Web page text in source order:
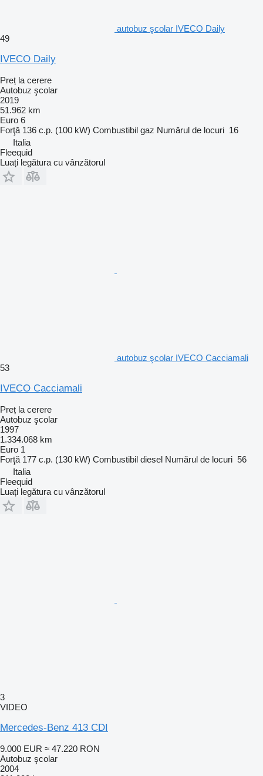
autobuz şcolar IVECO Daily
49
IVECO Daily
Preț la cerere
Autobuz şcolar
2019
51.962 km
Euro 6
Forţă 136 c.p. (100 kW) Combustibil gaz Numărul de locuri 16
Italia
Fleequid
Luați legătura cu vânzătorul
autobuz şcolar IVECO Cacciamali
53
IVECO Cacciamali
Preț la cerere
Autobuz şcolar
1997
1.334.068 km
Euro 1
Forţă 177 c.p. (130 kW) Combustibil diesel Numărul de locuri 56
Italia
Fleequid
Luați legătura cu vânzătorul
3
VIDEO
Mercedes-Benz 413 CDI
9.000 EUR ≈ 47.220 RON
Autobuz şcolar
2004